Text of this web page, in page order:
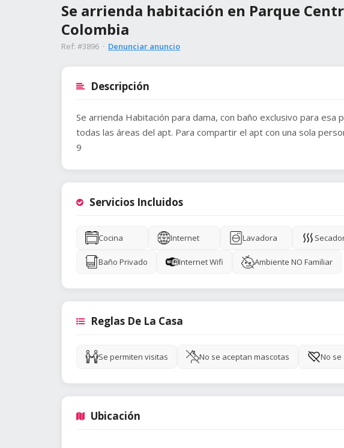
Se arrienda habitación en Parque
Colombia
Ref: #3896 · Denunciar anuncio
Descripción
Se arrienda Habitación para dama, con baño exclusivo para esa
todas las áreas del apt. Para compartir el apt con una sola
9
Servicios Incluidos
Cocina Internet Lavadora
Baño Privado Internet Wifi Ambiente NO Familiar
Reglas De La Casa
Se permiten visitas No se aceptan mascotas No
Ubicación